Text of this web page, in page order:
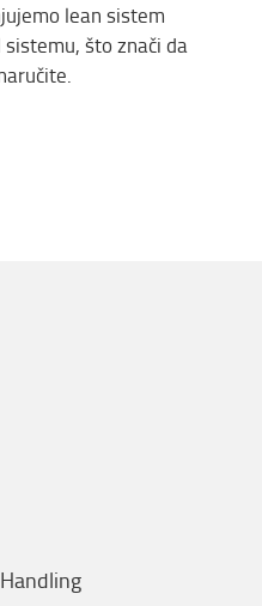
lean sistem
što znači da